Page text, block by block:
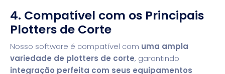
4. Compatível com os Principais
Plotters de Corte
Nosso software é compatível com uma ampla
variedade de plotters de corte, garantindo
integração perfeita com seus equipamentos